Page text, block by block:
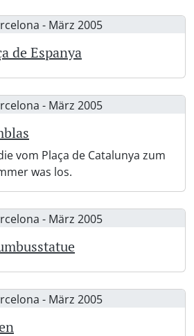
de Espanya
vom Plaça de Catalunya zum
was los.